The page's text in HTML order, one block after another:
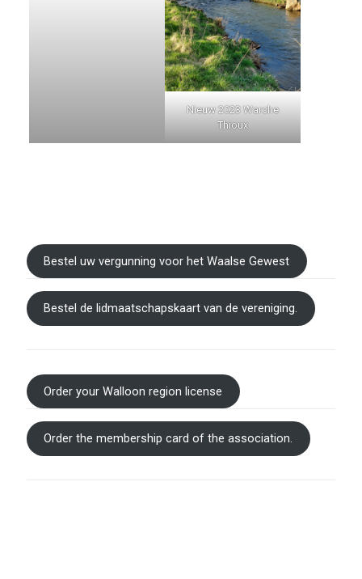
Nieuw 2023 Warche
Thioux
Bestel uw vergunning voor het Waalse Gewest
Bestel de lidmaatschapskaart van de vereniging.
Order your Walloon region license
Order the membership card of the association.